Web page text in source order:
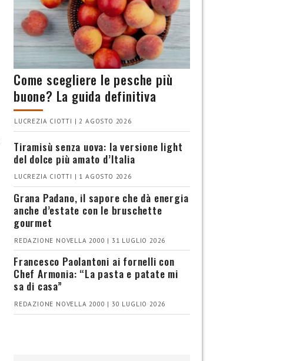
Come scegliere le pesche più
buone? La guida definitiva
LUCREZIA CIOTTI | 2 AGOSTO 2026
Tiramisù senza uova: la versione light
del dolce più amato d’Italia
LUCREZIA CIOTTI | 1 AGOSTO 2026
Grana Padano, il sapore che dà energia
anche d’estate con le bruschette
gourmet
REDAZIONE NOVELLA 2000 | 31 LUGLIO 2026
Francesco Paolantoni ai fornelli con
Chef Armonia: “La pasta e patate mi
sa di casa”
REDAZIONE NOVELLA 2000 | 30 LUGLIO 2026